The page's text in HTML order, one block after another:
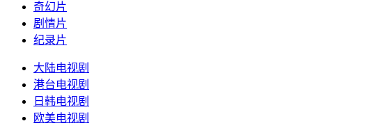
奇幻片
剧情片
纪录片
大陆电视剧
港台电视剧
日韩电视剧
欧美电视剧